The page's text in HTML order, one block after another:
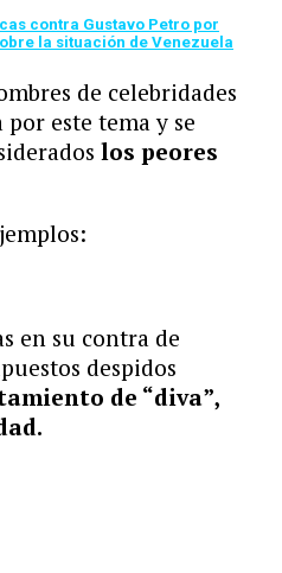
contra Gustavo Petro por
la situación de Venezuela
de celebridades
este tema y se
los peores
en su contra de
despidos
de “diva”,